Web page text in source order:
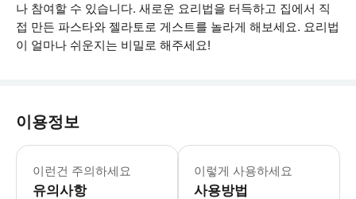
나 참여할 수 있습니다. 새로운 요리법을 터득하고 집에서 직
접 만든 파스타와 젤라토로 게스트를 놀라게 해보세요. 요리법
이 얼마나 쉬운지는 비밀로 해주세요!
이용정보
이런건 주의하세요
유의사항
* 소요시간 : 150분 (옵션에 따라 소요
이렇게 사용하세요
사용방법